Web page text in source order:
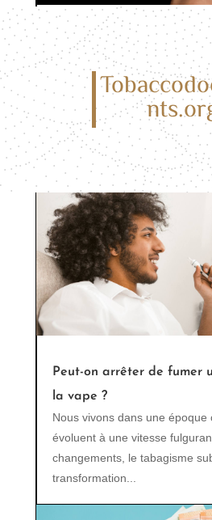
Les effets secondaires de
électronique : ce qu’il faut
La cigarette électronique a
manière dont nous abordons le
vapoter est devenu une
fumer...
Peut-on arrêter de fumer
la vape ?
Nous vivons dans une époque
évoluent à une vitesse
changements, le tabagisme
transformation...